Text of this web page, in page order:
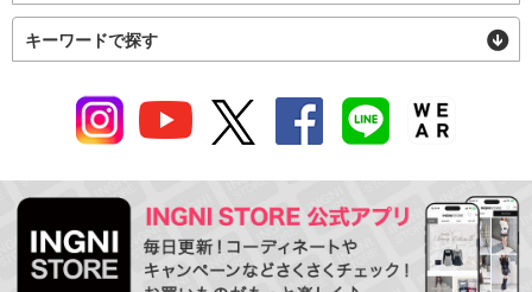
キーワードで探す